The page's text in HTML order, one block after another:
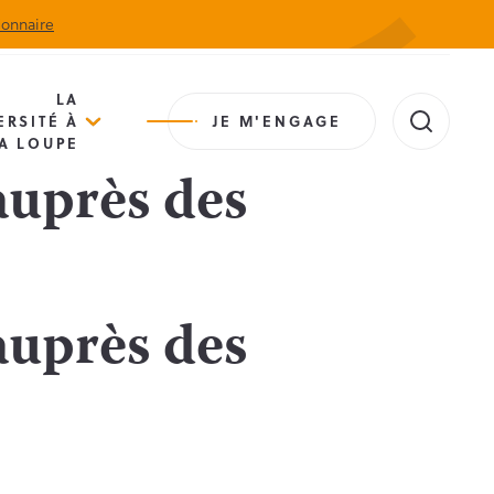
Actualités
LA
À
LOUPE
JE M'ENGAGE
des
des